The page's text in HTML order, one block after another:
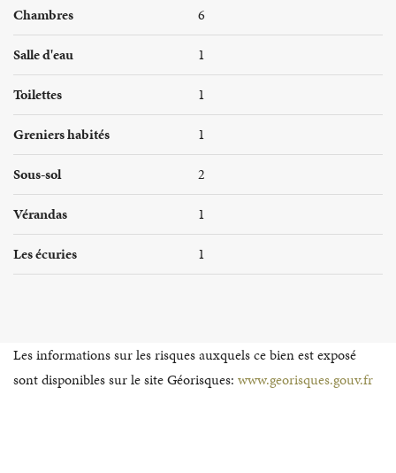
Chambres
6
Salle d'eau
1
Toilettes
1
Greniers habités
1
Sous-sol
2
Vérandas
1
Les écuries
1
Les informations sur les risques auxquels ce bien est exposé
sont disponibles sur le site Géorisques: www.georisques.gouv.fr